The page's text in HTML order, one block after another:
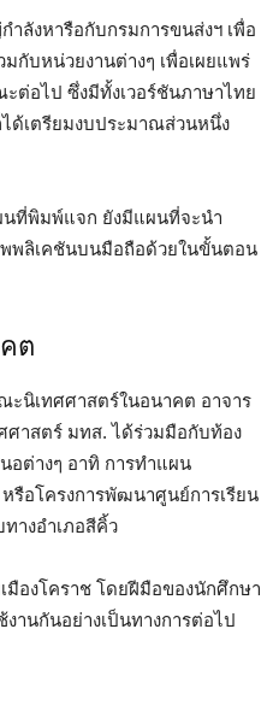
ลังหารือกับกรมการขนส่งฯ เพื่อ
กับหน่วยงานต่างๆ เพื่อเผยแพร่
ต่อไป ซึ่งมีทั้งเวอร์ชันภาษาไทย
ด้เตรียมงบประมาณส่วนหนึ่ง
นที่พิมพ์แจก ยังมีแผนที่จะนำ
พลิเคชันบนมือถือด้วยในขั้นตอน
ต
ะนิเทศศาสตร์ในอนาคต อาจาร
ศาสตร์ มทส. ได้ร่วมมือกับท้อง
อต่างๆ อาทิ การทำแผน
รือโครงการพัฒนาศูนย์การเรียน
างอำเภอสีคิ้ว
มืองโคราช โดยฝีมือของนักศึกษา
านกันอย่างเป็นทางการต่อไป